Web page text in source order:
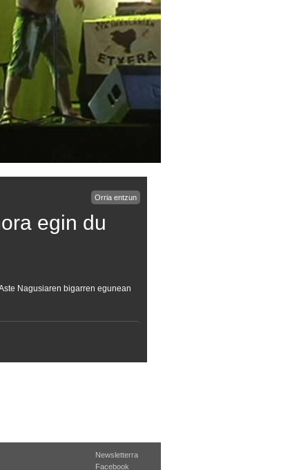
Orria entzun
egin du
Nagusiaren bigarren egunean
Newsletterra
Facebook